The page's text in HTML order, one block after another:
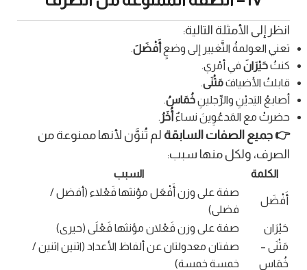
انظر إلى الأمثلة التالية:
تعني العولمةُ التَّغيير إلى وضعٍ أَفْضَلَ.
كنتُحَيْرَانَ في أمْري.
قابلتُ الأضيافَمَثْنَى.
أصابعُ اليَديْنِ والرِّجلينِخُمَاسُ.
حضرتْ مع المَدعُوِينَ نساءٌ أُخَرُ.
👉 جميع الصفات السابقة لم تُنوَّن لأنها ممنوعة من
الصرف، ولكل منها سبب:
الكلمة السبب
أَفْضَل
صفة على وزن أَفْعَل مؤنثها فَعْلاء (أفضل /
فضلى)
حَيْرَان
صفة على وزن فَعْلان مؤنثها فَعْلَى (حيرى)
مَثْنَى –
خُمَاس
صفتان معدولتان عن ألفاظ الأعداد (اثنين اثنين /
خمسة خمسة)